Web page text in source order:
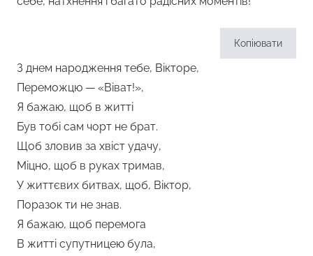
Копіювати
З днем народження тебе, Вікторе,
Переможцю — «Віват!»,
Я бажаю, щоб в житті
Був тобі сам чорт не брат.
Щоб зловив за хвіст удачу,
Міцно, щоб в руках тримав,
У життєвих битвах, щоб, Віктор,
Поразок ти не знав.
Я бажаю, щоб перемога
В житті супутницею була,